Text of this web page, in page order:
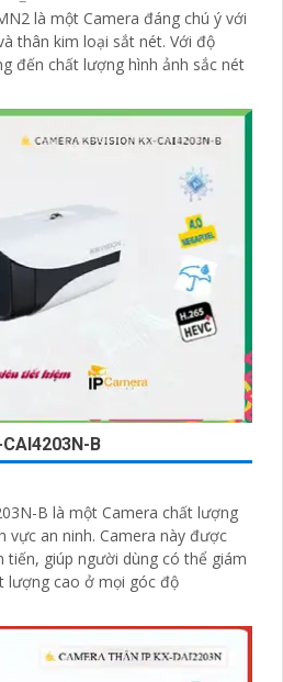
là một Camera đáng chú ý với
kim loại sắt nét. Với độ
đến chất lượng hình ảnh sắc nét
CAI4203N-B
B là một Camera chất lượng
Camera này được
tiến, giúp người dùng có thể giám
lượng cao ở mọi góc độ